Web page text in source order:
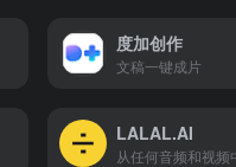
度加创作
文稿一键成片
LALAL.AI